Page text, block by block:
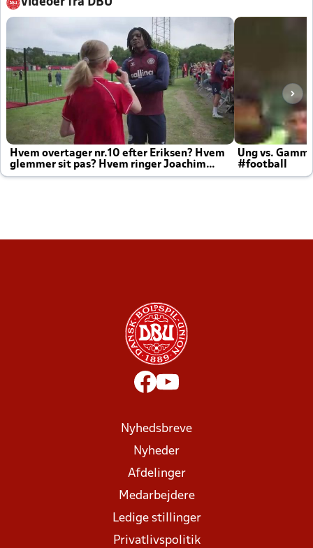
Videoer fra DBU
Hvem overtager nr.10 efter Eriksen? Hvem
glemmer sit pas? Hvem ringer Joachim
altid til efter kampe?
Ung vs.
#football
Nyhedsbreve
Nyheder
Afdelinger
Medarbejdere
Ledige stillinger
Privatlivspolitik